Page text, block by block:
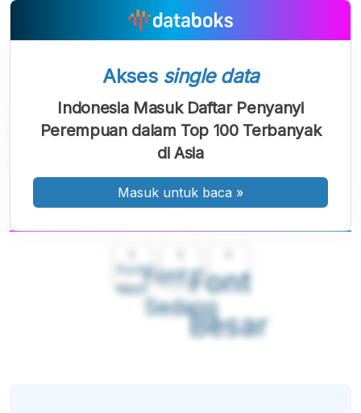
Font
Kecil
Font
Sedang
Font
Besar
Akses single data
Indonesia Masuk Daftar Penyanyi
Perempuan dalam Top 100 Terbanyak
di Asia
Masuk untuk baca »